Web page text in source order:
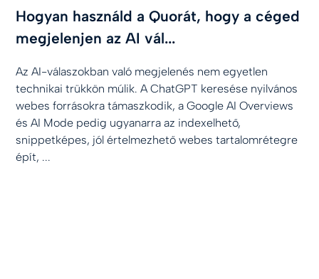
Hogyan használd a Quorát, hogy a céged
megjelenjen az AI vál...
Az AI-válaszokban való megjelenés nem egyetlen
technikai trükkön múlik. A ChatGPT keresése nyilvános
webes forrásokra támaszkodik, a Google AI Overviews
és AI Mode pedig ugyanarra az indexelhető,
snippetképes, jól értelmezhető webes tartalomrétegre
épít, ...